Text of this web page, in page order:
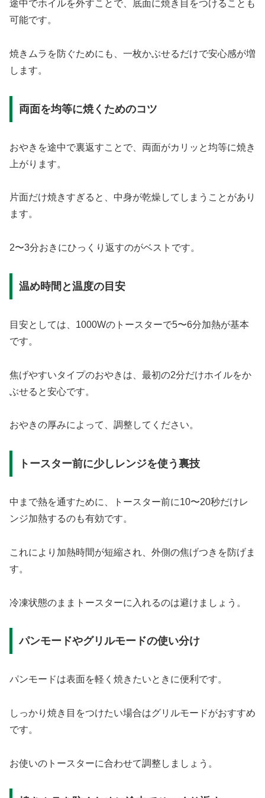
途中でホイルを外すことで、底面に焼き目をつけることも
可能です。
焼きムラを防ぐためにも、一枚かぶせるだけで安心感が増
します。
両面を均等に焼くためのコツ
おやきを途中で裏返すことで、両面がカリッと均等に焼き
上がります。
片面だけ焼きすぎると、中身が乾燥してしまうことがあり
ます。
2〜3分おきにひっくり返すのがベストです。
温め時間と温度の目安
目安としては、1000Wのトースターで5〜6分加熱が基本
です。
焦げやすいタイプのおやきは、最初の2分だけホイルをか
ぶせると安心です。
おやきの厚みによって、調整してください。
トースター前に少しレンジを使う裏技
中まで熱を通すために、トースター前に10〜20秒だけレ
ンジ加熱するのも有効です。
これにより加熱時間が短縮され、外側の焦げつきを防げま
す。
冷凍状態のままトースターに入れるのは避けましょう。
パンモードやグリルモードの使い分け
パンモードは表面を軽く焼きたいときに便利です。
しっかり焼き目をつけたい場合はグリルモードがおすすめ
です。
お使いのトースターに合わせて調整しましょう。